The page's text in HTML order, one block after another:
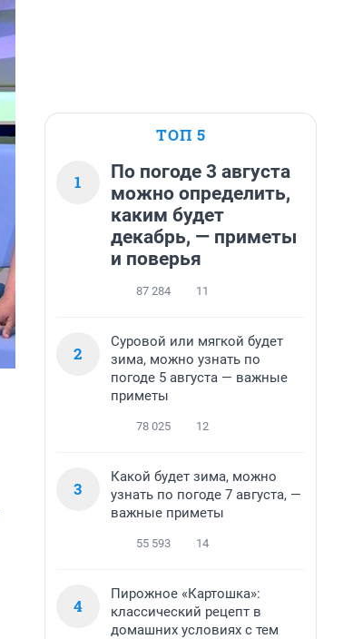
ТОП 5
1
По погоде 3 августа
можно определить,
каким будет
декабрь, — приметы
и поверья
87 284 11
2
Суровой или мягкой будет
зима, можно узнать по
погоде 5 августа — важные
приметы
78 025 12
3
Какой будет зима, можно
узнать по погоде 7 августа, —
важные приметы
55 593 14
4
Пирожное «Картошка»:
классический рецепт в
домашних условиях с тем